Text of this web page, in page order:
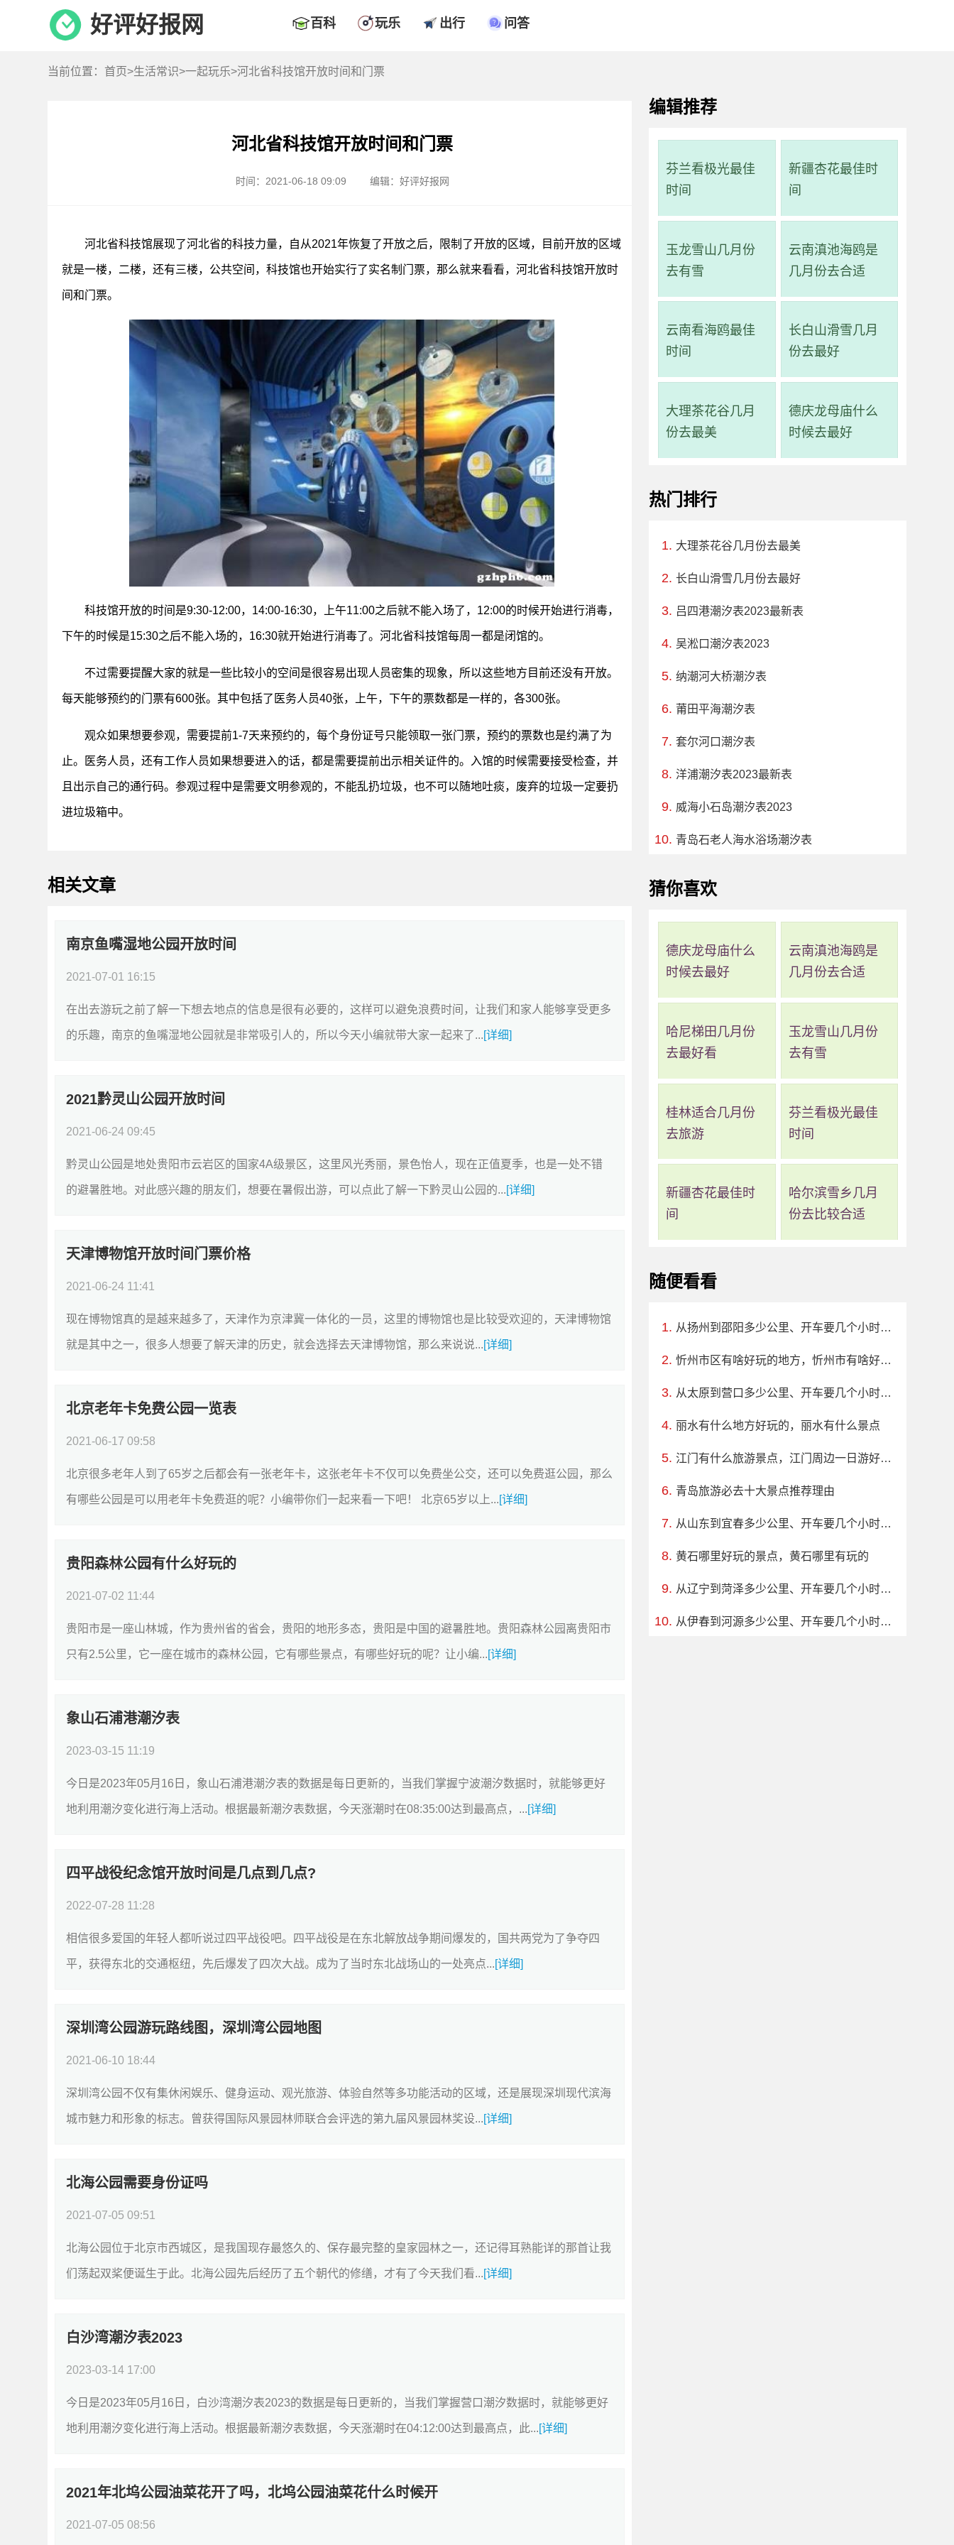
好评好报网 百科 玩乐 出行 问答
当前位置： 首页>生活常识>一起玩乐>河北省科技馆开放时间和门票
河北省科技馆开放时间和门票
时间：2021-06-18 09:09 编辑：好评好报网
河北省科技馆展现了河北省的科技力量，自从2021年恢复了开放之后，限制了开放的区域，目前开放的区域
就是一楼，二楼，还有三楼，公共空间，科技馆也开始实行了实名制门票，那么就来看看，河北省科技馆开放时
间和门票。
科技馆开放的时间是9:30-12:00，14:00-16:30，上午11:00之后就不能入场了，12:00的时候开始进行消毒，
下午的时候是15:30之后不能入场的，16:30就开始进行消毒了。河北省科技馆每周一都是闭馆的。
不过需要提醒大家的就是一些比较小的空间是很容易出现人员密集的现象，所以这些地方目前还没有开放。
每天能够预约的门票有600张。其中包括了医务人员40张，上午，下午的票数都是一样的，各300张。
观众如果想要参观，需要提前1-7天来预约的，每个身份证号只能领取一张门票，预约的票数也是约满了为
止。医务人员，还有工作人员如果想要进入的话，都是需要提前出示相关证件的。入馆的时候需要接受检查，并
且出示自己的通行码。参观过程中是需要文明参观的，不能乱扔垃圾，也不可以随地吐痰，废弃的垃圾一定要扔
进垃圾箱中。
相关文章
南京鱼嘴湿地公园开放时间
2021-07-01 16:15
在出去游玩之前了解一下想去地点的信息是很有必要的，这样可以避免浪费时间，让我们和家人能够享受更多
的乐趣，南京的鱼嘴湿地公园就是非常吸引人的，所以今天小编就带大家一起来了...[详细]
2021黔灵山公园开放时间
2021-06-24 09:45
黔灵山公园是地处贵阳市云岩区的国家4A级景区，这里风光秀丽，景色怡人，现在正值夏季，也是一处不错
的避暑胜地。对此感兴趣的朋友们，想要在暑假出游，可以点此了解一下黔灵山公园的...[详细]
天津博物馆开放时间门票价格
2021-06-24 11:41
现在博物馆真的是越来越多了，天津作为京津冀一体化的一员，这里的博物馆也是比较受欢迎的，天津博物馆
就是其中之一，很多人想要了解天津的历史，就会选择去天津博物馆，那么来说说...[详细]
北京老年卡免费公园一览表
2021-06-17 09:58
北京很多老年人到了65岁之后都会有一张老年卡，这张老年卡不仅可以免费坐公交，还可以免费逛公园，那么
有哪些公园是可以用老年卡免费逛的呢？小编带你们一起来看一下吧！ 北京65岁以上...[详细]
贵阳森林公园有什么好玩的
2021-07-02 11:44
贵阳市是一座山林城，作为贵州省的省会，贵阳的地形多态，贵阳是中国的避暑胜地。贵阳森林公园离贵阳市
只有2.5公里，它一座在城市的森林公园，它有哪些景点，有哪些好玩的呢？让小编...[详细]
象山石浦港潮汐表
2023-03-15 11:19
今日是2023年05月16日，象山石浦港潮汐表的数据是每日更新的，当我们掌握宁波潮汐数据时，就能够更好
地利用潮汐变化进行海上活动。根据最新潮汐表数据，今天涨潮时在08:35:00达到最高点，...[详细]
四平战役纪念馆开放时间是几点到几点?
2022-07-28 11:28
相信很多爱国的年轻人都听说过四平战役吧。四平战役是在东北解放战争期间爆发的，国共两党为了争夺四
平，获得东北的交通枢纽，先后爆发了四次大战。成为了当时东北战场山的一处亮点...[详细]
深圳湾公园游玩路线图，深圳湾公园地图
2021-06-10 18:44
深圳湾公园不仅有集休闲娱乐、健身运动、观光旅游、体验自然等多功能活动的区域，还是展现深圳现代滨海
城市魅力和形象的标志。曾获得国际风景园林师联合会评选的第九届风景园林奖设...[详细]
北海公园需要身份证吗
2021-07-05 09:51
北海公园位于北京市西城区，是我国现存最悠久的、保存最完整的皇家园林之一，还记得耳熟能详的那首让我
们荡起双桨便诞生于此。北海公园先后经历了五个朝代的修缮，才有了今天我们看...[详细]
白沙湾潮汐表2023
2023-03-14 17:00
今日是2023年05月16日，白沙湾潮汐表2023的数据是每日更新的，当我们掌握营口潮汐数据时，就能够更好
地利用潮汐变化进行海上活动。根据最新潮汐表数据，今天涨潮时在04:12:00达到最高点，此...[详细]
2021年北坞公园油菜花开了吗，北坞公园油菜花什么时候开
2021-07-05 08:56
编辑推荐
芬兰看极光最佳
时间
新疆杏花最佳时
间
玉龙雪山几月份
去有雪
云南滇池海鸥是
几月份去合适
云南看海鸥最佳
时间
长白山滑雪几月
份去最好
大理茶花谷几月
份去最美
德庆龙母庙什么
时候去最好
热门排行
大理茶花谷几月份去最美
长白山滑雪几月份去最好
吕四港潮汐表2023最新表
吴淞口潮汐表2023
纳潮河大桥潮汐表
莆田平海潮汐表
套尔河口潮汐表
洋浦潮汐表2023最新表
威海小石岛潮汐表2023
青岛石老人海水浴场潮汐表
猜你喜欢
德庆龙母庙什么
时候去最好
云南滇池海鸥是
几月份去合适
哈尼梯田几月份
去最好看
玉龙雪山几月份
去有雪
桂林适合几月份
去旅游
芬兰看极光最佳
时间
新疆杏花最佳时
间
哈尔滨雪乡几月
份去比较合适
随便看看
从扬州到邵阳多少公里、开车要几个小时？过路费、油费等
忻州市区有啥好玩的地方，忻州市有啥好玩的地方
从太原到营口多少公里、开车要几个小时？过路费、油费等
丽水有什么地方好玩的，丽水有什么景点
江门有什么旅游景点，江门周边一日游好去处
青岛旅游必去十大景点推荐理由
从山东到宜春多少公里、开车要几个小时？过路费、油费等
黄石哪里好玩的景点，黄石哪里有玩的
从辽宁到菏泽多少公里、开车要几个小时？过路费、油费等
从伊春到河源多少公里、开车要几个小时？过路费、油费等